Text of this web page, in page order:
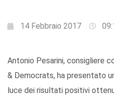
14 Febbraio 2017
Antonio Pesarini, consigliere
& Democrats, ha presentato
luce dei risultati positivi